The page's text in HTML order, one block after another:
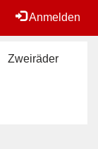
Anmelden
Zweiräder